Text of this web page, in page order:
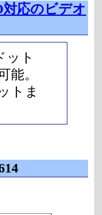
応のビデオ
ット
能。
トま